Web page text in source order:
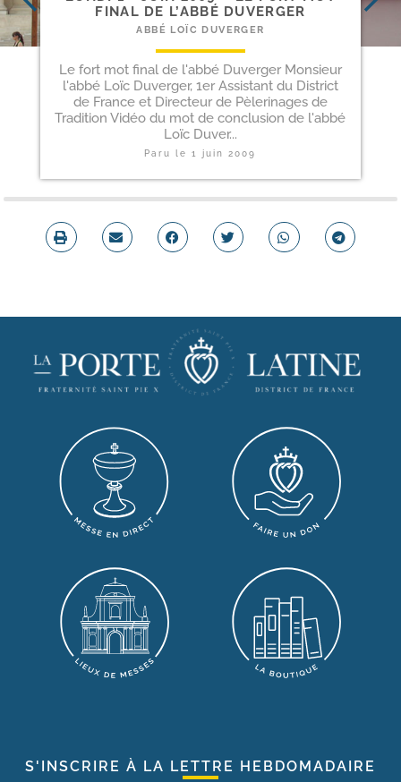
FINAL DE L’ABBÉ DUVERGER
ABBÉ LOÏC DUVERGER
Le fort mot final de l'abbé Duverger Monsieur
l'abbé Loïc Duverger, 1er Assistant du District
de France et Directeur de Pèlerinages de
Tradition Vidéo du mot de conclusion de l'abbé
Loïc Duver...
Paru le1 juin 2009
S'INSCRIRE À LA LETTRE HEBDOMADAIRE